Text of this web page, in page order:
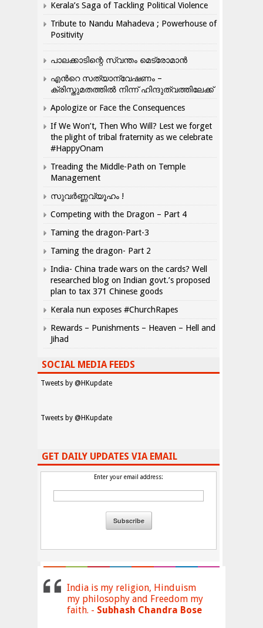
Kerala’s Saga of Tackling Political Violence
Tribute to Nandu Mahadeva ; Powerhouse of
Positivity
പാലക്കാടിന്റെ സ്വന്തം മെട്രോമാൻ
എന്‍റെ സത്യാന്വേഷണം –
ക്രിസ്തുമതത്തില്‍ നിന്ന് ഹിന്ദുത്വത്തിലേക്ക്
Apologize or Face the Consequences
If We Won’t, Then Who Will? Lest we forget
the plight of tribal fraternity as we celebrate
#HappyOnam
Treading the Middle-Path on Temple
Management
സുവർണ്ണവ്യൂഹം !
Competing with the Dragon – Part 4
Taming the dragon-Part-3
Taming the dragon- Part 2
India- China trade wars on the cards? Well
researched blog on Indian govt.’s proposed
plan to tax 371 Chinese goods
Kerala nun exposes #ChurchRapes
Rewards – Punishments – Heaven – Hell and
Jihad
SOCIAL MEDIA FEEDS
Tweets by @HKupdate
Tweets by @HKupdate
GET DAILY UPDATES VIA EMAIL
Enter your email address:
India is my religion, Hinduism
my philosophy and Freedom my
faith. - Subhash Chandra Bose